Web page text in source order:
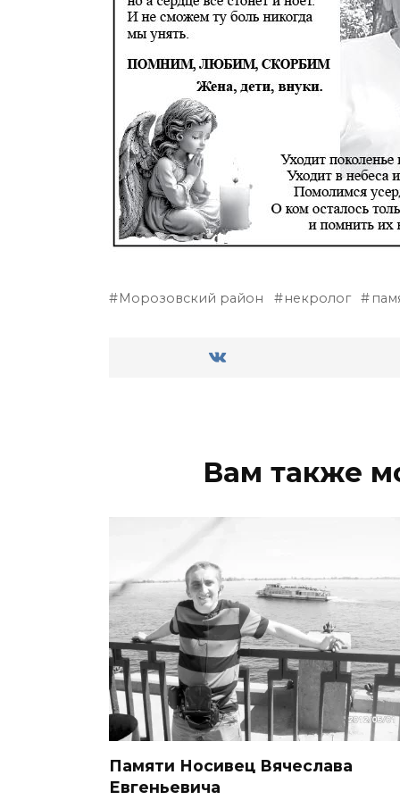
Морозовский район некролог
Вам также
Памяти Носивец Вячеслава
Евгеньевича